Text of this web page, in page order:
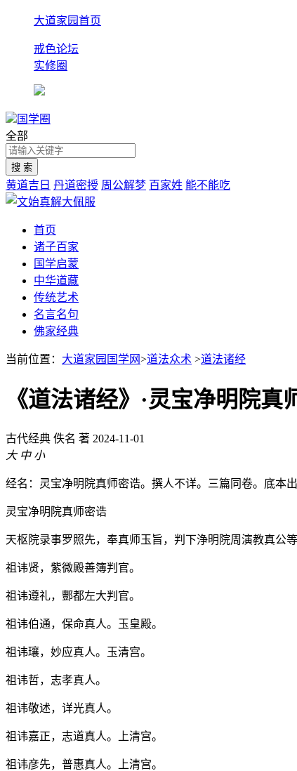
大道家园首页
戒色论坛
实修圈
国学圈
全部
黄道吉日 丹道密授 周公解梦 百家姓 能不能吃
首页
诸子百家
国学启蒙
中华道藏
传统艺术
名言名句
佛家经典
当前位置： 大道家园国学网>道法众术 >道法诸经
《道法诸经》·灵宝净明院真
古代经典 佚名 著 2024-11-01
大 中 小
经名：灵宝净明院真师密诰。撰人不详。三篇同卷。底本
灵宝净明院真师密诰
天枢院录事罗照先，奉真师玉旨，判下浄明院周演教真公
祖讳贤，紫微殿善簿判官。
祖讳遵礼，酆都左大判官。
祖讳伯通，保命真人。玉皇殿。
祖讳瓖，妙应真人。玉清宫。
祖讳哲，志孝真人。
祖讳敬述，详光真人。
祖讳嘉正，志道真人。上清宫。
祖讳彦先，普惠真人。上清宫。